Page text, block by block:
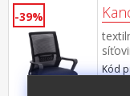
-39%
Kód